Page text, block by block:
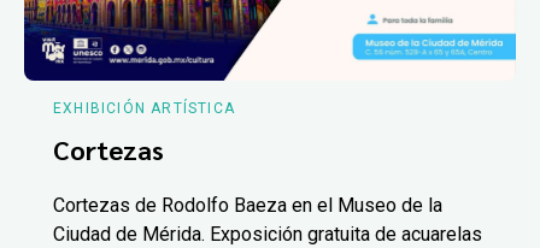
EXHIBICIÓN ARTÍSTICA
Cortezas
Cortezas de Rodolfo Baeza en el Museo de la
Ciudad de Mérida. Exposición gratuita de acuarelas